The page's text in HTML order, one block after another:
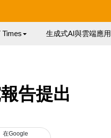
Times 生成式AI與雲端應用
告提出
在Google